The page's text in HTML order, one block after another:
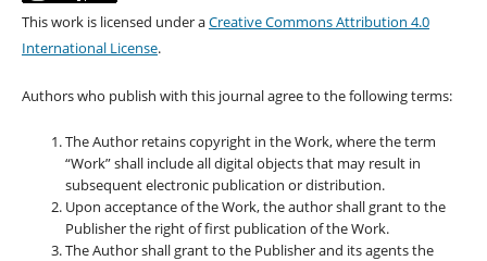
This work is licensed under aCreative Commons Attribution 4.0
International License.
Authors who publish with this journal agree to the following terms:
The Author retains copyright in the Work, where the term
“Work” shall include all digital objects that may result in
subsequent electronic publication or distribution.
Upon acceptance of the Work, the author shall grant to the
Publisher the right of first publication of the Work.
The Author shall grant to the Publisher and its agents the